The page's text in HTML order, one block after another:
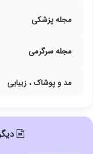
مجله پزشکی
مجله سرگرمی
مد و پوشاک ، زیبایی